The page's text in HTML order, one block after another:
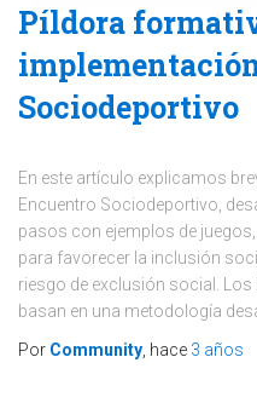
Píldora
Sociodeportivo
En este artículo explicamos
Encuentro Sociodeportivo,
pasos con ejemplos de
para favorecer la inclusión
riesgo de exclusión social.
basan en una metodología
Por Community , hace 3 años